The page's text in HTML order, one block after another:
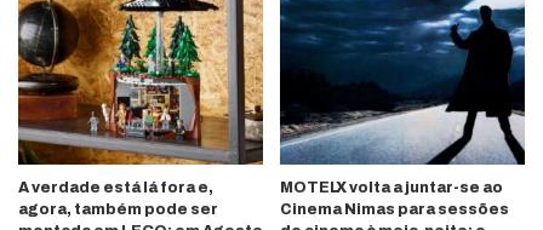
A verdade está lá fora e,
agora, também pode ser
MOTELX volta a juntar-se ao
Cinema Nimas para sessões